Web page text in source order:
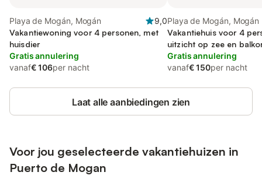
Playa de Mogán, Mogán
9,0
Vakantiewoning voor 4 personen, met
huisdier
Gratis annulering
vanaf€ 106per nacht
Playa de Mogán, Mogán
Vakantiehuis voor 4
uitzicht op zee en
huisdier
Gratis annulering
vanaf€ 150per nacht
Laat alle aanbiedingen zien
Voor jou geselecteerde vakantiehuizen in
Puerto de Mogan